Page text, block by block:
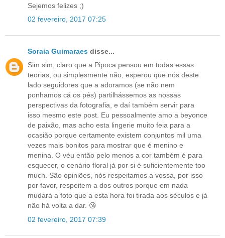
Sejemos felizes ;)
02 fevereiro, 2017 07:25
Soraia Guimaraes disse...
Sim sim, claro que a Pipoca pensou em todas essas
teorias, ou simplesmente não, esperou que nós deste
lado seguidores que a adoramos (se não nem
ponhamos cá os pés) partilhássemos as nossas
perspectivas da fotografia, e daí também servir para
isso mesmo este post. Eu pessoalmente amo a beyonce
de paixão, mas acho esta lingerie muito feia para a
ocasião porque certamente existem conjuntos mil uma
vezes mais bonitos para mostrar que é menino e
menina. O véu então pelo menos a cor também é para
esquecer, o cenário floral já por si é suficientemente too
much. São opiniões, nós respeitamos a vossa, por isso
por favor, respeitem a dos outros porque em nada
mudará a foto que a esta hora foi tirada aos séculos e já
não há volta a dar. 😘
02 fevereiro, 2017 07:39